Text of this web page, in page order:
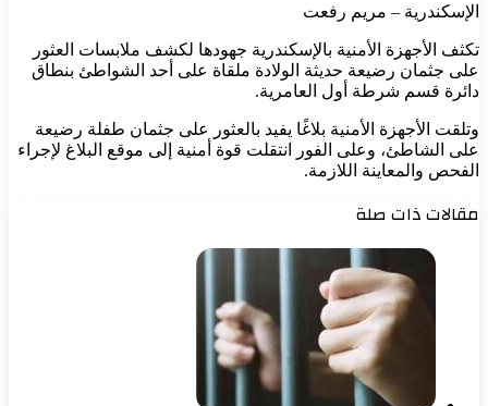
الإسكندرية – مريم رفعت
تكثف الأجهزة الأمنية بالإسكندرية جهودها لكشف ملابسات العثور
على جثمان رضيعة حديثة الولادة ملقاة على أحد الشواطئ بنطاق
دائرة قسم شرطة أول العامرية.
وتلقت الأجهزة الأمنية بلاغًا يفيد بالعثور على جثمان طفلة رضيعة
على الشاطئ، وعلى الفور انتقلت قوة أمنية إلى موقع البلاغ لإجراء
الفحص والمعاينة اللازمة.
مقالات ذات صلة